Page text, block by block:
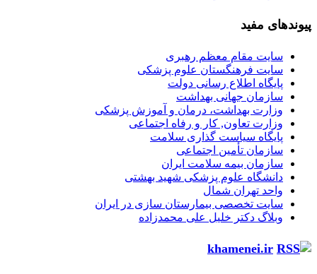
پیوندهای مفید
سایت مقام معظم رهبری
سایت فرهنگستان علوم پزشکی
پایگاه اطلاع رسانی دولت
سازمان جهانی بهداشت
وزارت بهداشت، درمان و آموزش پزشکی
وزارت تعاون, کار و رفاه اجتماعی
پایگاه سیاست گذاری سلامت
سازمان تأمین اجتماعی
سازمان بیمه سلامت ایران
دانشگاه علوم پزشکی شهید بهشتی
واحد تهران شمال
سایت تخصصی بیمارستان سازی در ایران
وبلاگ دکتر خلیل علی محمدزاده
khamenei.ir